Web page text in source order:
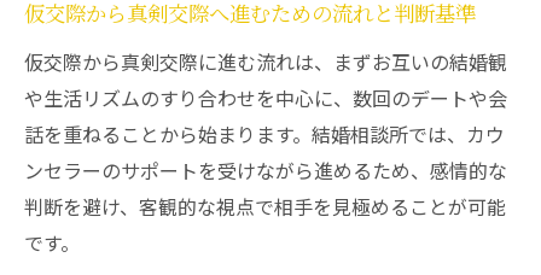
する方法
住む場所や家族観を共有するための話し合
い術
真剣交際でお互い納得できる結婚観の作り
方
居心地の良さが真剣交際成功の鍵
仮交際から真剣交際へ進むための流れと判断基準
仮交際から真剣交際に進む流れは、まずお互いの結婚観
や生活リズムのすり合わせを中心に、数回のデートや会
話を重ねることから始まります。結婚相談所では、カウ
ンセラーのサポートを受けながら進めるため、感情的な
判断を避け、客観的な視点で相手を見極めることが可能
です。